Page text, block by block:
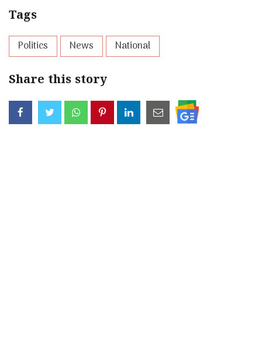
Tags
Politics News National
Share this story